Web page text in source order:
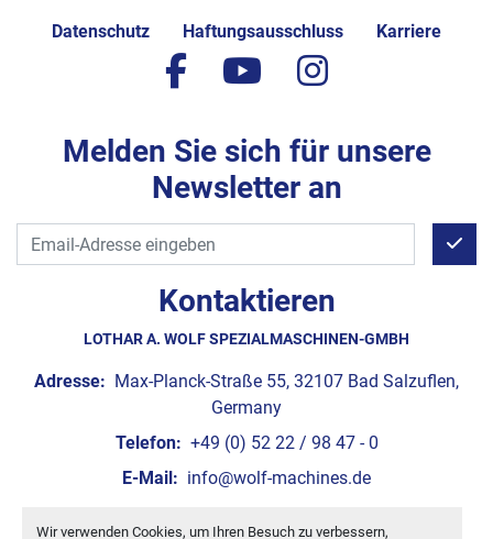
Wir verwenden Cookies, um Ihren Besuch zu verbessern,
Datenschutz Haftungsausschluss Karriere
Kontaktieren
LOTHAR A. WOLF SPEZIALMASCHINEN-GMBH
Adresse: Max-Planck-Straße 55, 32107 Bad Salzuflen,
Germany
Telefon: +49 (0) 52 22 / 98 47 - 0
E-Mail: info@wolf-machines.de
Cookie-Einstellungen
facebook
youtubeinstagram
Melden Sie sich für unsere
Newsletter an